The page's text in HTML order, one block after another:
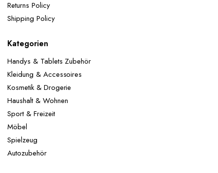
Returns Policy
Shipping Policy
Kategorien
Handys & Tablets Zubehör
Kleidung & Accessoires
Kosmetik & Drogerie
Haushalt & Wohnen
Sport & Freizeit
Möbel
Spielzeug
Autozubehör